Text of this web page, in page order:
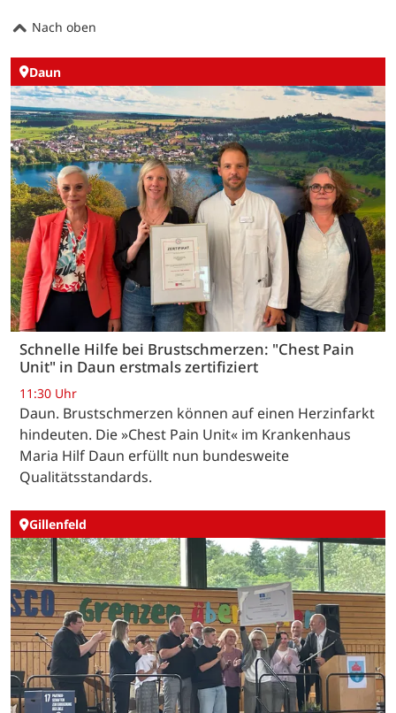
Nach oben
Daun
Schnelle Hilfe bei Brustschmerzen: "Chest Pain
Unit" in Daun erstmals zertifiziert
11:30 Uhr
Daun. Brustschmerzen können auf einen Herzinfarkt
hindeuten. Die »Chest Pain Unit« im Krankenhaus
Maria Hilf Daun erfüllt nun bundesweite
Qualitätsstandards.
Gillenfeld